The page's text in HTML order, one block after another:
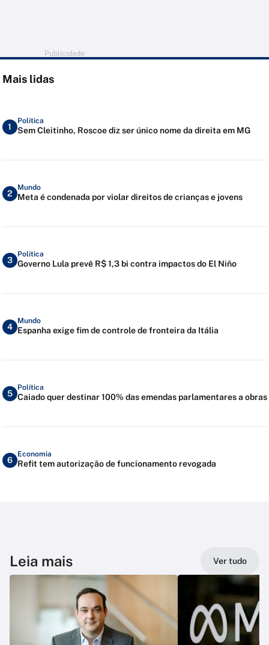
Publicidade
Mais lidas
1
Política
Sem Cleitinho, Roscoe diz ser único nome da direita em MG
2
Mundo
Meta é condenada por violar direitos de crianças e jovens
3
Política
Governo Lula prevê R$ 1,3 bi contra impactos do El Niño
4
Mundo
Espanha exige fim de controle de fronteira da Itália
5
Política
Caiado quer destinar 100% das emendas parlamentares a obras
6
Economia
Refit tem autorização de funcionamento revogada
Leia mais Ver tudo